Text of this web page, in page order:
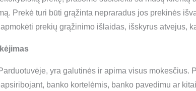
Prekė turi būti grąžinta nepraradus jos prekinės
prekių grąžinimo išlaidas, išskyrus atvejus,
yra galutinės ir apima visus
banko kortelėmis, banko pavedimu ar